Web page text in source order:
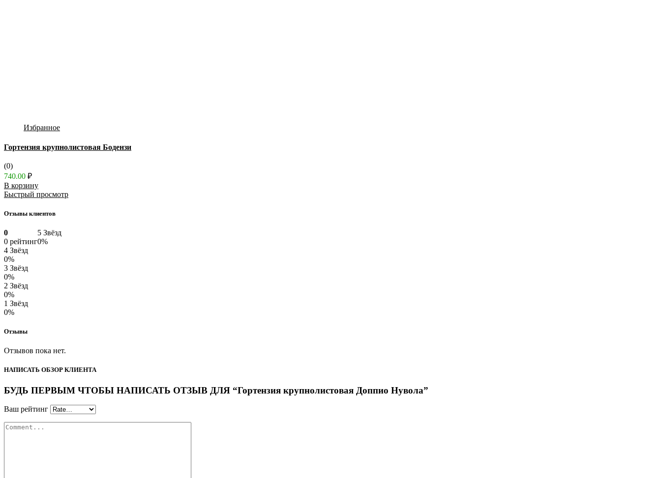
Избранное
Гортензия крупнолистовая Бодензи
(0)
740.00 ₽
В корзину
Быстрый просмотр
Отзывы клиентов
0
0 рейтинг
5 Звёзд
0%
4 Звёзд
0%
3 Звёзд
0%
2 Звёзд
0%
1 Звёзд
0%
Отзывы
Отзывов пока нет.
НАПИСАТЬ ОБЗОР КЛИЕНТА
БУДЬ ПЕРВЫМ ЧТОБЫ НАПИСАТЬ ОТЗЫВ ДЛЯ “Гортензия крупнолистовая Доппио Нувола”
Ваш рейтинг